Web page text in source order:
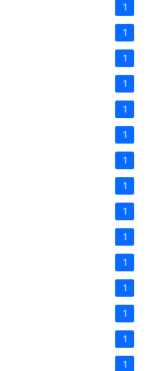
1
1
1
1
1
1
1
1
1
1
1
1
1
1
1